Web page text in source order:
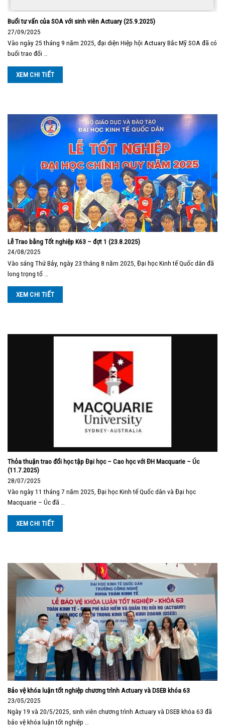
Buổi tư vấn của SOA với sinh viên Actuary (25.9.2025)
27/09/2025
Vào ngày 25 tháng 9 năm 2025, đại diện Hiệp hội Actuary Bắc Mỹ SOA đã có
buổi trao đổi …
XEM CHI TIẾT
Lễ Trao bằng Tốt nghiệp K63 – đợt 1 (23.8.2025)
24/08/2025
Vào sáng Thứ Bảy, ngày 23 tháng 8 năm 2025, Đại học Kinh tế Quốc dân đã
long trọng tổ …
XEM CHI TIẾT
Thỏa thuận trao đổi học tập Đại học – Cao học với ĐH Macquarie – Úc
(11.7.2025)
28/07/2025
Vào ngày 11 tháng 7 năm 2025, Đại học Kinh tế Quốc dân và Đại học
Macquarie – Úc đã …
XEM CHI TIẾT
Bảo vệ khóa luận tốt nghiệp chương trình Actuary và DSEB khóa 63
23/05/2025
Ngày 19 và 20/5/2025, sinh viên chương trình Actuary và DSEB khóa 63 đã
bảo vệ khóa luận tốt nghiệp …